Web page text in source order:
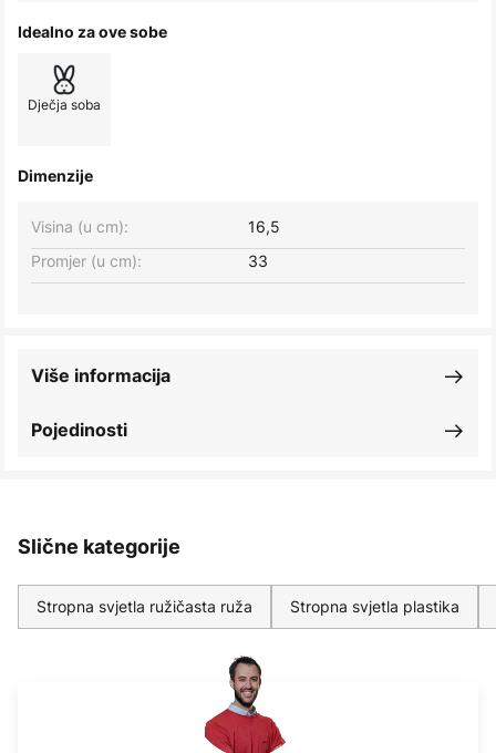
Idealno za ove sobe
Dječja soba
Dimenzije
Visina (u cm):
16,5
Promjer (u cm):
33
Pojedinosti
Više informacija
Slične kategorije
Stropna svjetla ružičasta ruža Stropna svjetla plastika